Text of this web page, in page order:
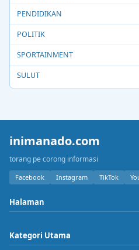
PENDIDIKAN
POLITIK
SPORTAINMENT
SULUT
inimanado.com
torang pe corong informasi
Facebook Instagram TikTok
Halaman
Kategori Utama